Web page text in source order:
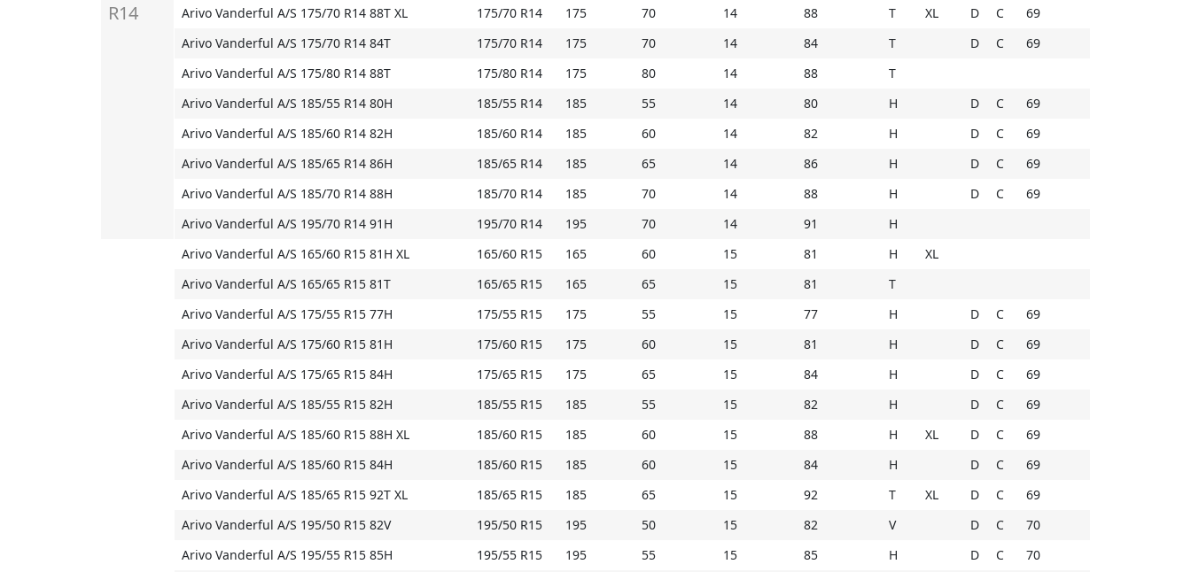
R14
Arivo Vanderful A/S 175/70 R14 88T XL
175/70 R14 175 70 14 88 T XL D C
69
Arivo Vanderful A/S 175/70 R14 84T
175/70 R14 175 70 14 84 T D C
69
Arivo Vanderful A/S 175/80 R14 88T
175/80 R14 175 80 14 88
T
Arivo Vanderful A/S 185/55 R14 80H
185/55 R14 185 55 14 80 H D C
69
Arivo Vanderful A/S 185/60 R14 82H
185/60 R14 185 60 14 82 H D C
69
Arivo Vanderful A/S 185/65 R14 86H
185/65 R14 185 65 14 86 H D C
69
Arivo Vanderful A/S 185/70 R14 88H
185/70 R14 185 70 14 88 H D C
69
Arivo Vanderful A/S 195/70 R14 91H
195/70 R14 195 70 14 91 H
Arivo Vanderful A/S 165/60 R15 81H XL 165/60 R15 165 60 15 81 H
XL
Arivo Vanderful A/S 165/65 R15 81T
165/65 R15 165 65 15 81
T
Arivo Vanderful A/S 175/55 R15 77H
175/55 R15 175 55 15 77 H D C
69
Arivo Vanderful A/S 175/60 R15 81H
175/60 R15 175 60 15 81 H D C
69
Arivo Vanderful A/S 175/65 R15 84H
175/65 R15 175 65 15 84 H D C
69
Arivo Vanderful A/S 185/55 R15 82H
185/55 R15 185 55 15 82 H D C
69
Arivo Vanderful A/S 185/60 R15 88H XL
185/60 R15 185 60 15 88 H XL D C
69
Arivo Vanderful A/S 185/60 R15 84H
185/60 R15 185 60 15 84 H D C
69
Arivo Vanderful A/S 185/65 R15 92T XL
185/65 R15 185 65 15 92 T XL D C
69
Arivo Vanderful A/S 195/50 R15 82V
195/50 R15 195 50 15 82 V D C
70
Arivo Vanderful A/S 195/55 R15 85H
195/55 R15 195 55 15 85 H D C
70